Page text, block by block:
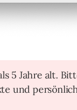
5 Jahre alt.
und